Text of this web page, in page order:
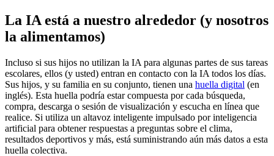
La IA está a nuestro alrededor (y nosotros
la alimentamos)
Incluso si sus hijos no utilizan la IA para algunas partes de sus tareas
escolares, ellos (y usted) entran en contacto con la IA todos los días.
Sus hijos, y su familia en su conjunto, tienen una huella digital (en
inglés). Esta huella podría estar compuesta por cada búsqueda,
compra, descarga o sesión de visualización y escucha en línea que
realice. Si utiliza un altavoz inteligente impulsado por inteligencia
artificial para obtener respuestas a preguntas sobre el clima,
resultados deportivos y más, está suministrando aún más datos a esta
huella colectiva.